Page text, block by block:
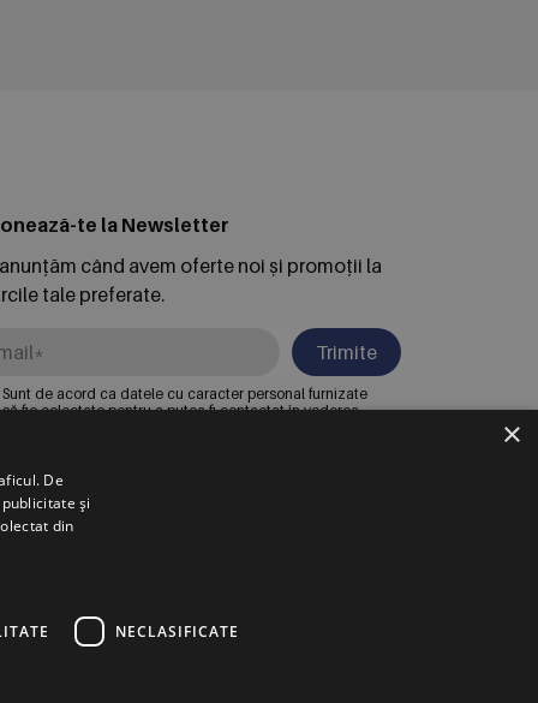
te la Newsletter
când avem oferte noi și promoții la
tale preferate.
Trimite
Sunt de acord ca datele cu caracter personal furnizate
să fie colectate pentru a putea fi contactat în vederea
INTER AUTO ROMANIA S.R.L.
Bdul. Pipera Nr. 2, Jud. Ilfov,
×
De
și
din
NECLASIFICATE